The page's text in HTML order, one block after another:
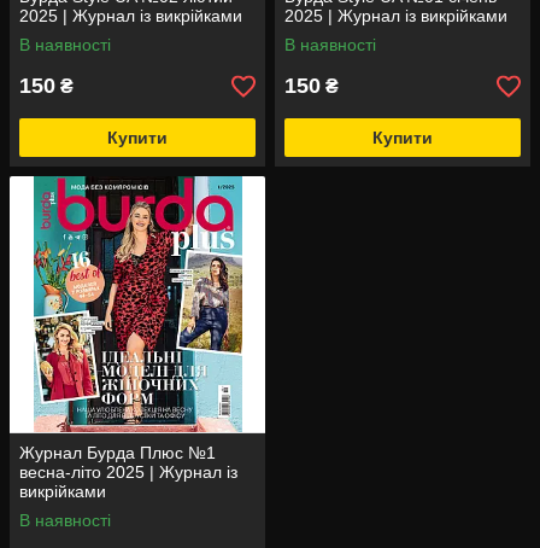
2025 | Журнал із викрійками
В наявності
150 ₴
Купити
2025 | Журнал із викрійками
В наявності
150 ₴
Купити
Журнал Бурда Плюс №1
весна-літо 2025 | Журнал із
викрійками
В наявності